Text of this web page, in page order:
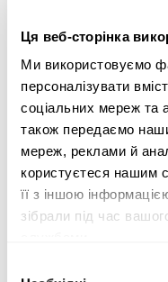
Ця веб-сторінка
Ми використовуємо
персоналізувати
соціальних мереж та
також передаємо
мереж, реклами й
користуєтеся нашим
її з іншою
зібрали під час
ADIDAS
RACKET
The ADIDAS MATCH
best on the court. Its
both attacking and
choice for any match.
densityEVA Soft
excellent ball output
gameplay. Structural